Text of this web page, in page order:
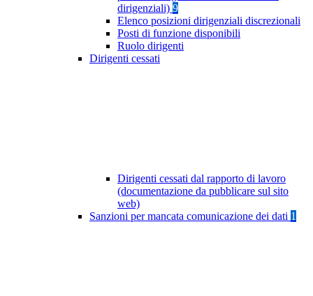
dirigenziali) 9
Elenco posizioni dirigenziali discrezionali
Posti di funzione disponibili
Ruolo dirigenti
Dirigenti cessati
Dirigenti cessati dal rapporto di lavoro
(documentazione da pubblicare sul sito
web)
Sanzioni per mancata comunicazione dei dati 1